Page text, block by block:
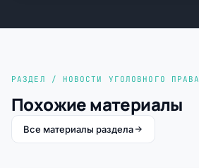
РАЗДЕЛ / НОВОСТИ УГОЛОВНОГО ПРАВА
Похожие материалы
Все материалы раздела